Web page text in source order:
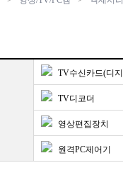
TV수신카드(디
TV디코더
영상편집장치
원격PC제어기